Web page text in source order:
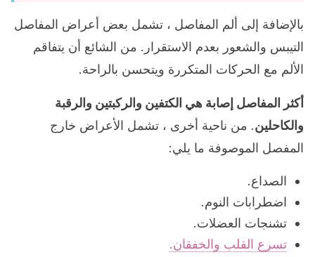
بالإضافة إلى ألم المفاصل ، تشمل بعض أعراض المفاصل
التيبس والشعور بعدم الاستقرار. من الشائع أن يتفاقم
الألم مع الحركات المتكررة ويتحسن بالراحة.
أكثر المفاصل إصابة هي الكتفين والركبتين والرقبة
والكاحلين. من ناحية أخرى ، تشمل الأعراض خارج
المفصل الموصوفة ما يلي:
الصداع.
اضطرابات النوم.
تشنجات العضلات.
تسرع القلب والخفقان.